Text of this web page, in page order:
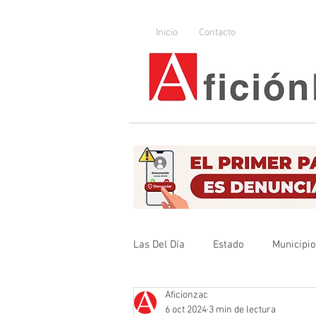
Inicio Contacto
Las Del Día Estado
Que no se olvide
Aficionzac
6 oct 2024 3 min de lectura